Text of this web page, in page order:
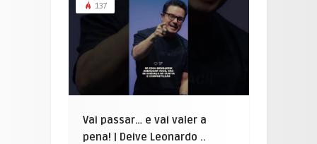
137
Vai passar… e vai valer a
pena! | Deive Leonardo ..